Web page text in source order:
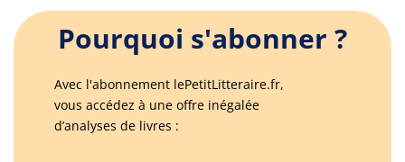
Pourquoi s'abonner ?
Avec l'abonnement lePetitLitteraire.fr,
vous accédez à une offre inégalée
d’analyses de livres :